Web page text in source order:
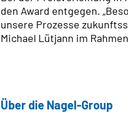
den Award entgegen.
unsere Prozesse
Michael Lütjann im
Über die Nagel-Group